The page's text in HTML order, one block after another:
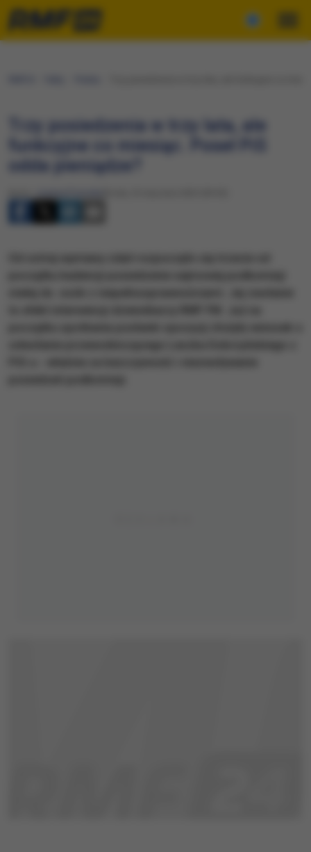
Trzy posiedzenia w trzy lata, ale
funkcyjne co miesiąc. Poseł PiS
odda pieniądze?